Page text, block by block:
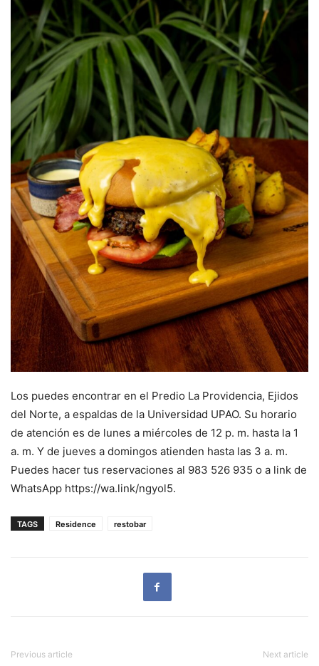
Los puedes encontrar en el Predio La Providencia, Ejidos
del Norte, a espaldas de la Universidad UPAO. Su horario
de atención es de lunes a miércoles de 12 p. m. hasta la 1
a. m. Y de jueves a domingos atienden hasta las 3 a. m.
Puedes hacer tus reservaciones al 983 526 935 o a link de
WhatsApp https://wa.link/ngyol5.
TAGS Residence restobar
Previous article Next article